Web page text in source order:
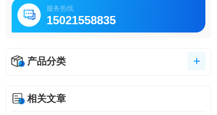
服务热线
15021558835
产品分类
相关文章